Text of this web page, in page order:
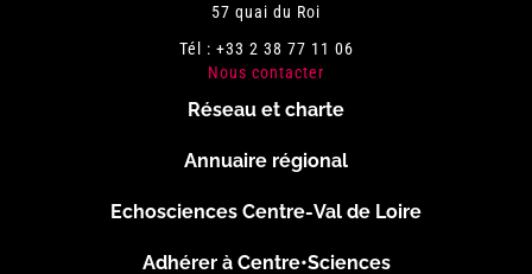
57 quai du Roi
Tél : +33 2 38 77 11 06
Nous contacter
Réseau et charte
Annuaire régional
Echosciences Centre-Val de Loire
Adhérer à Centre•Sciences